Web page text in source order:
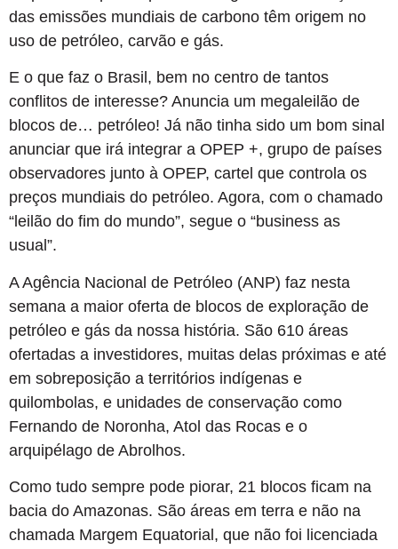
das emissões mundiais de carbono têm origem no
uso de petróleo, carvão e gás.
E o que faz o Brasil, bem no centro de tantos
conflitos de interesse? Anuncia um megaleilão de
blocos de… petróleo! Já não tinha sido um bom sinal
anunciar que irá integrar a OPEP +, grupo de países
observadores junto à OPEP, cartel que controla os
preços mundiais do petróleo. Agora, com o chamado
“leilão do fim do mundo”, segue o “business as
usual”.
A Agência Nacional de Petróleo (ANP) faz nesta
semana a maior oferta de blocos de exploração de
petróleo e gás da nossa história. São 610 áreas
ofertadas a investidores, muitas delas próximas e até
em sobreposição a territórios indígenas e
quilombolas, e unidades de conservação como
Fernando de Noronha, Atol das Rocas e o
arquipélago de Abrolhos.
Como tudo sempre pode piorar, 21 blocos ficam na
bacia do Amazonas. São áreas em terra e não na
chamada Margem Equatorial, que não foi licenciada